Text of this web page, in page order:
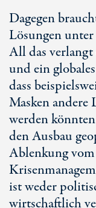
Dagegen
Lösungen
All das verlangt
und ein
dass
Masken andere
werden
den Ausbau
Ablenkung
ist weder
wirtschaftlich